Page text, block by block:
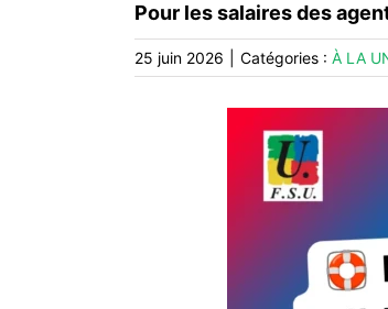
Pour les salaires des
25 juin 2026 Catégories : À LA